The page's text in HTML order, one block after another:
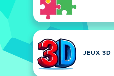
JEUX 3D